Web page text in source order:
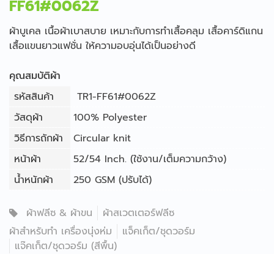
FF61#0062Z
ผ้าบูเคล เนื้อผ้าเบาสบาย เหมาะกับการทำเสื้อคลุม เสื้อคาร์ดิแกน
เสื้อแขนยาวแฟชั่น ให้ความอบอุ่นได้เป็นอย่างดี
คุณสมบัติผ้า
รหัสสินค้า
TR1-FF61#0062Z
วัสดุผ้า
100% Polyester
วิธีการถักผ้า
Circular knit
หน้าผ้า
52/54 Inch. (ใช้งาน/เต็มความกว้าง)
น้ำหนักผ้า
250 GSM (ปรับได้)
ผ้าฟลีซ & ผ้าขน
ผ้าสเวตเตอร์ฟลีซ
ผ้าสำหรับทำ เครื่องนุ่งห่ม
แจ็คเก็ต/ชุดวอร์ม
แจ๊คเก็ต/ชุดวอร์ม (สีพื้น)